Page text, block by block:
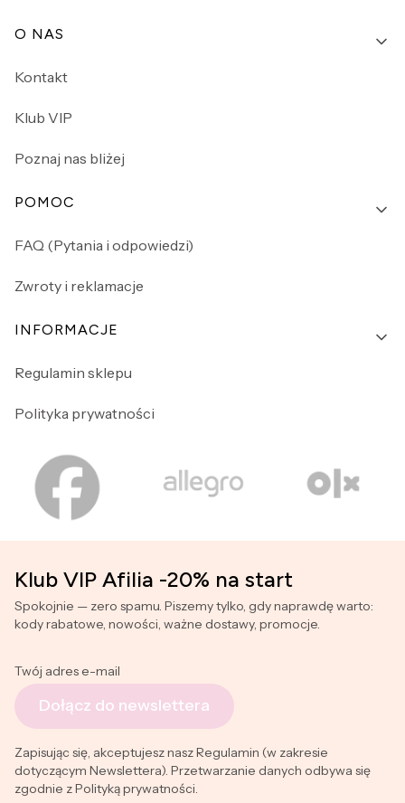
O NAS
Kontakt
Klub VIP
Poznaj nas bliżej
POMOC
FAQ (Pytania i odpowiedzi)
Zwroty i reklamacje
INFORMACJE
Regulamin sklepu
Polityka prywatności
Klub VIP Afilia -20% na start
Spokojnie — zero spamu. Piszemy tylko, gdy naprawdę warto:
kody rabatowe, nowości, ważne dostawy, promocje.
Twój adres e-mail
Dołącz do newslettera
Zapisując się, akceptujesz nasz Regulamin (w zakresie
dotyczącym Newslettera). Przetwarzanie danych odbywa się
zgodnie z Polityką prywatności.